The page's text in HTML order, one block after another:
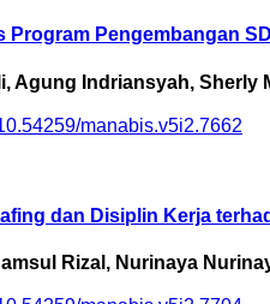
Pengembangan
Agung Indriansyah, Sherly
manabis.v5i2.7662
dan Disiplin Kerja
Rizal, Nurinaya